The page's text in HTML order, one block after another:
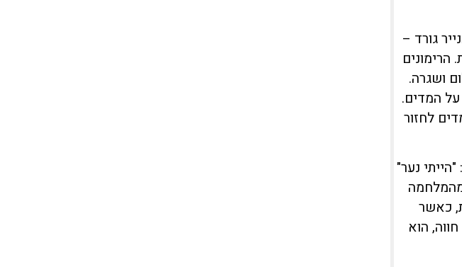
גורד –
הרימונים
ושגרה.
על המדים.
לחזור
נער"
מהמלחמה
כאשר
הוא